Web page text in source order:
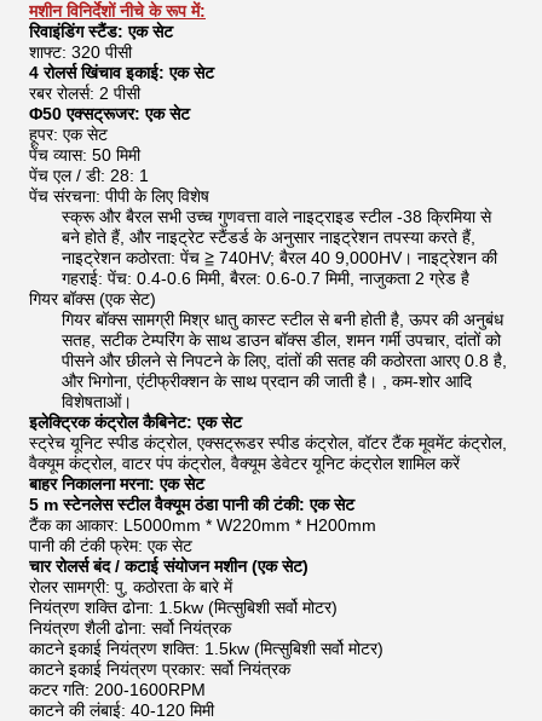
मशीन विनिर्देशों नीचे के रूप में:
रिवाइंडिंग स्टैंड: एक सेट
शाफ्ट: 320 पीसी
4 रोलर्स खिंचाव इकाई: एक सेट
रबर रोलर्स: 2 पीसी
Φ50 एक्सट्रूजर: एक सेट
हूपर: एक सेट
पेंच व्यास: 50 मिमी
पेंच एल / डी: 28: 1
पेंच संरचना: पीपी के लिए विशेष
स्क्रू और बैरल सभी उच्च गुणवत्ता वाले नाइट्राइड स्टील -38 क्रिमिया से
बने होते हैं, और नाइट्रेट स्टैंडर्ड के अनुसार नाइट्रेशन तपस्या करते हैं,
नाइट्रेशन कठोरता: पेंच ≧ 740HV; बैरल 40 9,000HV। नाइट्रेशन की
गहराई: पेंच: 0.4-0.6 मिमी, बैरल: 0.6-0.7 मिमी, नाजुकता 2 ग्रेड है
गियर बॉक्स (एक सेट)
गियर बॉक्स सामग्री मिश्र धातु कास्ट स्टील से बनी होती है, ऊपर की अनुबंध
सतह, सटीक टेम्परिंग के साथ डाउन बॉक्स डील, शमन गर्मी उपचार, दांतों को
पीसने और छीलने से निपटने के लिए, दांतों की सतह की कठोरता आरए 0.8 है,
और भिगोना, एंटीफ्रीक्शन के साथ प्रदान की जाती है। , कम-शोर आदि
विशेषताओं।
इलेक्ट्रिक कंट्रोल कैबिनेट: एक सेट
स्ट्रेच यूनिट स्पीड कंट्रोल, एक्सट्रूडर स्पीड कंट्रोल, वॉटर टैंक मूवमेंट कंट्रोल,
वैक्यूम कंट्रोल, वाटर पंप कंट्रोल, वैक्यूम डेवेटर यूनिट कंट्रोल शामिल करें
बाहर निकालना मरना: एक सेट
5 m स्टेनलेस स्टील वैक्यूम ठंडा पानी की टंकी: एक सेट
टैंक का आकार: L5000mm * W220mm * H200mm
पानी की टंकी फ्रेम: एक सेट
चार रोलर्स बंद / कटाई संयोजन मशीन (एक सेट)
रोलर सामग्री: पु, कठोरता के बारे में
नियंत्रण शक्ति ढोना: 1.5kw (मित्सुबिशी सर्वो मोटर)
नियंत्रण शैली ढोना: सर्वो नियंत्रक
काटने इकाई नियंत्रण शक्ति: 1.5kw (मित्सुबिशी सर्वो मोटर)
काटने इकाई नियंत्रण प्रकार: सर्वो नियंत्रक
कटर गति: 200-1600RPM
काटने की लंबाई: 40-120 मिमी